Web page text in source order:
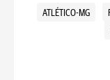
ATLÉTICO-MG